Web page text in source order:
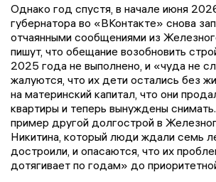
Однако год спустя, в начале июня
губернатора во «ВКонтакте» снова
отчаянными сообщениями из
пишут, что обещание возобновить
2025 года не выполнено, и «чуда не
жалуются, что их дети остались без
на материнский капитал, что они
квартиры и теперь вынуждены
пример другой долгострой в
Никитина, который люди ждали семь
достроили, и опасаются, что их
дотягивает по годам» до